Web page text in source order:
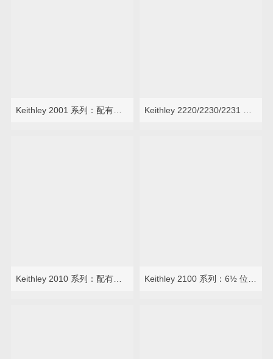
Keithley 2001 系列：配有扫描功能的 7½ 位万用表 Keithley 2220/2230/2231 系列